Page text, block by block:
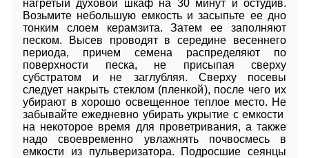
нагретый духовой шкаф на 30 минут и остудив.
Возьмите небольшую емкость и засыпьте ее дно
тонким слоем керамзита. Затем ее заполняют
песком. Высев проводят в середине весеннего
периода, причем семена распределяют по
поверхности песка, не присыпая сверху
субстратом и не заглубляя. Сверху посевы
следует накрыть стеклом (пленкой), после чего их
убирают в хорошо освещенное теплое место. Не
забывайте ежедневно убирать укрытие с емкости
на некоторое время для проветривания, а также
надо своевременно увлажнять почвосмесь в
емкости из пульверизатора. Подросшие сеянцы